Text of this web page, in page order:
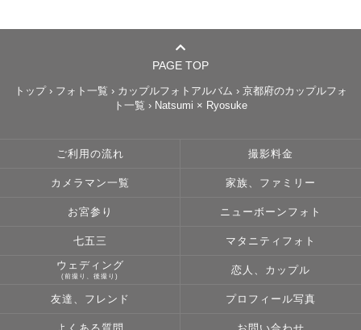
PAGE TOP
トップ› フォト一覧 › カップルフォトアルバム › 京都府のカップルフォ
ト一覧 › Natsumi × Ryosuke
ご利用の流れ 撮影料金
カメラマン一覧 家族、ファミリー
お宮参り ニューボーンフォト
七五三 マタニティフォト
ウェディング
(前撮り、後撮り)
恋人、カップル
友達、フレンド プロフィール写真